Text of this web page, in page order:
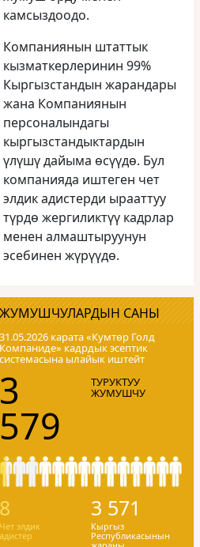
камсыздоодо.
Компаниянын штаттык
кызматкерлеринин 99%
Кыргызстандын жарандары
жана Компаниянын
персоналындагы
кыргызстандыктардын
үлүшү дайыма өсүүдө. Бул
компанияда иштеген чет
элдик адистерди ырааттуу
түрдө жергиликтүү кадрлар
менен алмаштыруунун
эсебинен жүрүүдө.
ЖУМУШЧУЛАРДЫН САНЫ
31.05.2026 карата «Кумтɵр Голд
Компаниде» кадрдык эсептик
системасына ылайык иштейт
3
579
ТУРУКТУУ
ЖУМУШЧУ
8
Чет элдик
адистер
3 571
Кыргыз
Республикасынын